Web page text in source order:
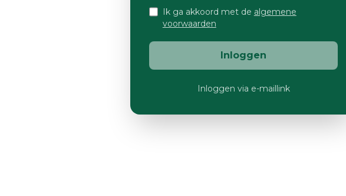
Ik ga akkoord met de algemene
voorwaarden
Inloggen
Inloggen via e-maillink